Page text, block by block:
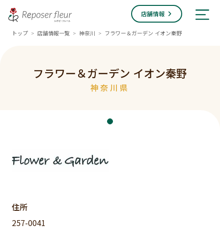
店舗情報
トップ > 店舗情報一覧 > 神奈川 > フラワー＆ガーデン イオン秦野
フラワー＆ガーデン イオン秦野
神奈川県
住所
257-0041